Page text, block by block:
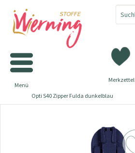
Merkzettel
Menü
Opti S40 Zipper Fulda dunkelblau